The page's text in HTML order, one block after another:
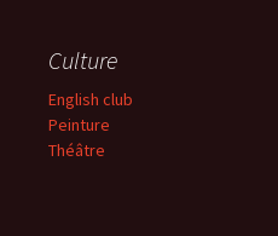
articles
Culture
English club
Peinture
Théâtre